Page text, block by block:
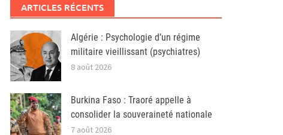
ARTICLES RÉCENTS
Algérie : Psychologie d’un régime
militaire vieillissant (psychiatres)
8 août 2026
Burkina Faso : Traoré appelle à
consolider la souveraineté nationale
7 août 2026